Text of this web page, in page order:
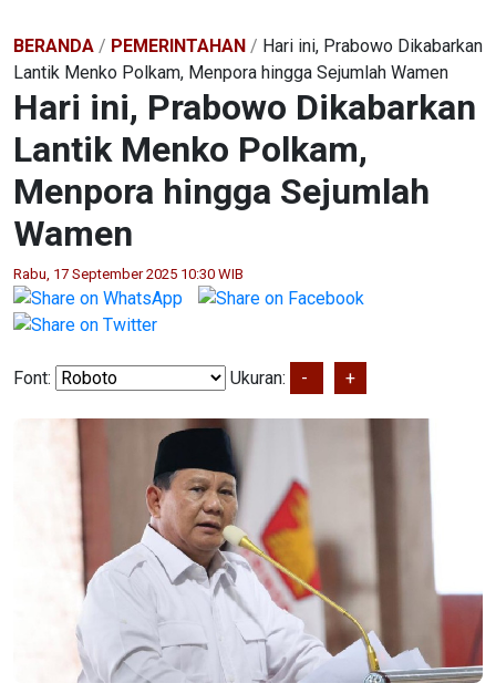
BERANDA / PEMERINTAHAN / Hari ini, Prabowo Dikabarkan
Lantik Menko Polkam, Menpora hingga Sejumlah Wamen
Hari ini, Prabowo Dikabarkan
Lantik Menko Polkam,
Menpora hingga Sejumlah
Wamen
Rabu, 17 September 2025 10:30 WIB
Font: Ukuran: - +